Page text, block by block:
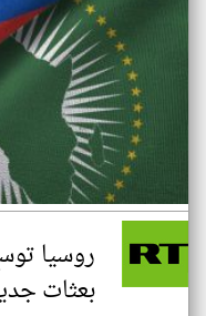
روسيا
بعثات جديدة في